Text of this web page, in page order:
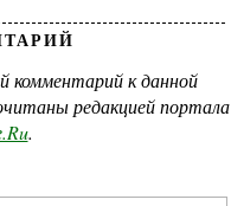
к данной
редакцией портала
.